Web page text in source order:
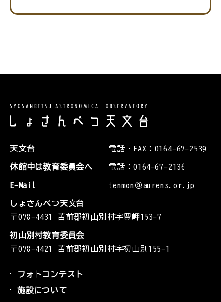
天文台 電話・FAX：0164-67-2539
休館中は教育委員会へ 電話：0164-67-2136
E-Mail tenmon＠aurens.or.jp
しょさんべつ天文台
〒078-4431 苫前郡初山別村字豊岬153-7
初山別村教育委員会
〒078-4421 苫前郡初山別村字初山別155-1
フォトコンテスト
施設について